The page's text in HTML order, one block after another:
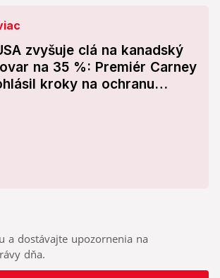
zvyšuje clá na kanadský
na 35 %: Premiér Carney
kroky na ochranu
a dostávajte upozornenia na
dňa.